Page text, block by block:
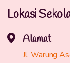
Lokasi
Alamat
Jl. Warung